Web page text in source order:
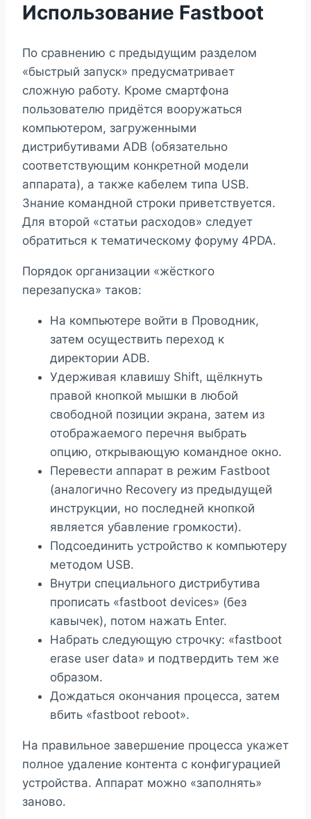
Использование Fastboot
По сравнению с предыдущим разделом
«быстрый запуск» предусматривает
сложную работу. Кроме смартфона
пользователю придётся вооружаться
компьютером, загруженными
дистрибутивами ADB (обязательно
соответствующим конкретной модели
аппарата), а также кабелем типа USB.
Знание командной строки приветствуется.
Для второй «статьи расходов» следует
обратиться к тематическому форуму 4PDA.
Порядок организации «жёсткого
перезапуска» таков:
На компьютере войти в Проводник,
затем осуществить переход к
директории ADB.
Удерживая клавишу Shift, щёлкнуть
правой кнопкой мышки в любой
свободной позиции экрана, затем из
отображаемого перечня выбрать
опцию, открывающую командное окно.
Перевести аппарат в режим Fastboot
(аналогично Recovery из предыдущей
инструкции, но последней кнопкой
является убавление громкости).
Подсоединить устройство к компьютеру
методом USB.
Внутри специального дистрибутива
прописать «fastboot devices» (без
кавычек), потом нажать Enter.
Набрать следующую строчку: «fastboot
erase user data» и подтвердить тем же
образом.
Дождаться окончания процесса, затем
вбить «fastboot reboot».
На правильное завершение процесса укажет
полное удаление контента с конфигурацией
устройства. Аппарат можно «заполнять»
заново.